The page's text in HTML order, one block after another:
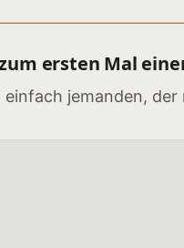
ersten Mal
einfach jemanden,